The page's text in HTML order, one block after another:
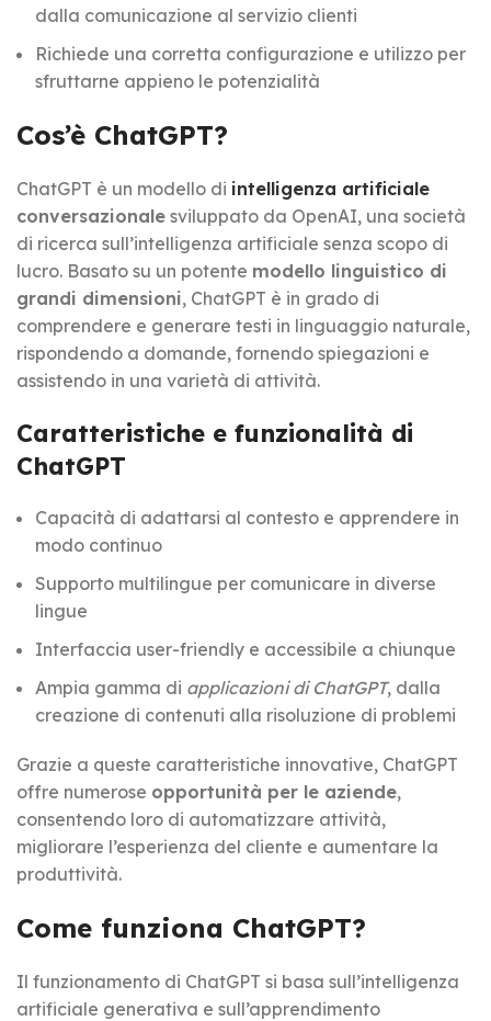
dalla comunicazione al servizio clienti
Richiede una corretta configurazione e utilizzo per
sfruttarne appieno le potenzialità
Cos’è ChatGPT?
ChatGPT è un modello di intelligenza artificiale
conversazionale sviluppato da OpenAI, una società
di ricerca sull’intelligenza artificiale senza scopo di
lucro. Basato su un potente modello linguistico di
grandi dimensioni, ChatGPT è in grado di
comprendere e generare testi in linguaggio naturale,
rispondendo a domande, fornendo spiegazioni e
assistendo in una varietà di attività.
Caratteristiche e funzionalità di
ChatGPT
Capacità di adattarsi al contesto e apprendere in
modo continuo
Supporto multilingue per comunicare in diverse
lingue
Interfaccia user-friendly e accessibile a chiunque
Ampia gamma di applicazioni di ChatGPT, dalla
creazione di contenuti alla risoluzione di problemi
Grazie a queste caratteristiche innovative, ChatGPT
offre numerose opportunità per le aziende,
consentendo loro di automatizzare attività,
migliorare l’esperienza del cliente e aumentare la
produttività.
Come funziona ChatGPT?
Il funzionamento di ChatGPT si basa sull’intelligenza
artificiale generativa e sull’apprendimento